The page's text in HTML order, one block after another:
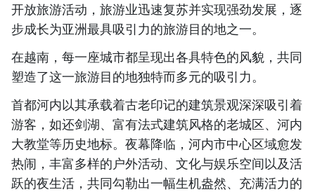
开放旅游活动，旅游业迅速复苏并实现强劲发展，逐
步成长为亚洲最具吸引力的旅游目的地之一。
在越南，每一座城市都呈现出各具特色的风貌，共同
塑造了这一旅游目的地独特而多元的吸引力。
首都河内以其承载着古老印记的建筑景观深深吸引着
游客，如还剑湖、富有法式建筑风格的老城区、河内
大教堂等历史地标。夜幕降临，河内市中心区域愈发
热闹，丰富多样的户外活动、文化与娱乐空间以及活
跃的夜生活，共同勾勒出一幅生机盎然、充满活力的